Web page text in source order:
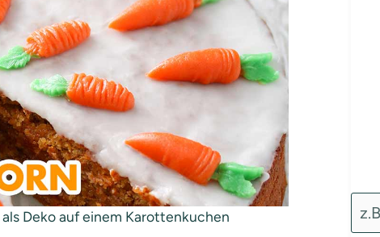
Deko auf einem Karottenkuchen